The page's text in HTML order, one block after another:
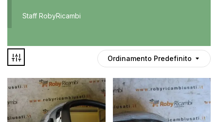
Auto usate
Culla
Interni
Maniglie
Noleggio
Disponibile
Staff RobyRicambi
Ordinamento Predefinito